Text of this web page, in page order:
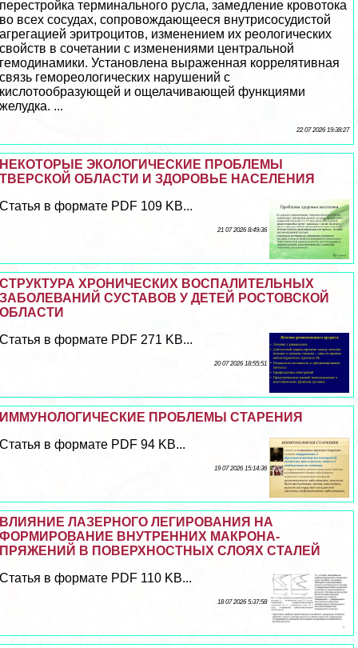
перестройка терминального русла, замедление кровотока
во всех сосудах, сопровождающееся внутрисосудистой
агрегацией эритроцитов, изменением их реологических
свойств в сочетании с изменениями центральной
гемодинамики. Установлена выраженная коррелятивная
связь гемореологических нарушений с
кислотообразующей и ощелачивающей функциями
желудка. ...
22 07 2026 19:38:27
НЕКОТОРЫЕ ЭКОЛОГИЧЕСКИЕ ПРОБЛЕМЫ
ТВЕРСКОЙ ОБЛАСТИ И ЗДОРОВЬЕ НАСЕЛЕНИЯ
Статья в формате PDF 109 KB...
21 07 2026 8:49:36
СТРУКТУРА ХРОНИЧЕСКИХ ВОСПАЛИТЕЛЬНЫХ
ЗАБОЛЕВАНИЙ СУСТАВОВ У ДЕТЕЙ РОСТОВСКОЙ
ОБЛАСТИ
Статья в формате PDF 271 KB...
20 07 2026 18:55:51
ИММУНОЛОГИЧЕСКИЕ ПРОБЛЕМЫ СТАРЕНИЯ
Статья в формате PDF 94 KB...
19 07 2026 15:14:36
ВЛИЯНИЕ ЛАЗЕРНОГО ЛЕГИРОВАНИЯ НА
ФОРМИРОВАНИЕ ВНУТРЕННИХ МАКРОНА-
ПРЯЖЕНИЙ В ПОВЕРХНОСТНЫХ СЛОЯХ СТАЛЕЙ
Статья в формате PDF 110 KB...
18 07 2026 5:37:58